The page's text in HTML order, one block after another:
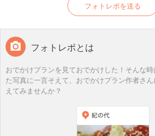
フォトレポを送る
フォトレポとは
おでかけプランを見ておでかけした！そんな
た写真に一言そえて、おでかけプラン作者さ
えてみませんか？